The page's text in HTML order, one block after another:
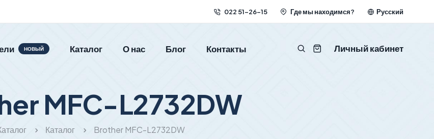
022 51-26-15 Где мы находимся? Русский
НОВЫЙ Каталог О нас Блог Контакты Личный кабинет
MFC-L2732DW
Каталог Brother MFC-L2732DW